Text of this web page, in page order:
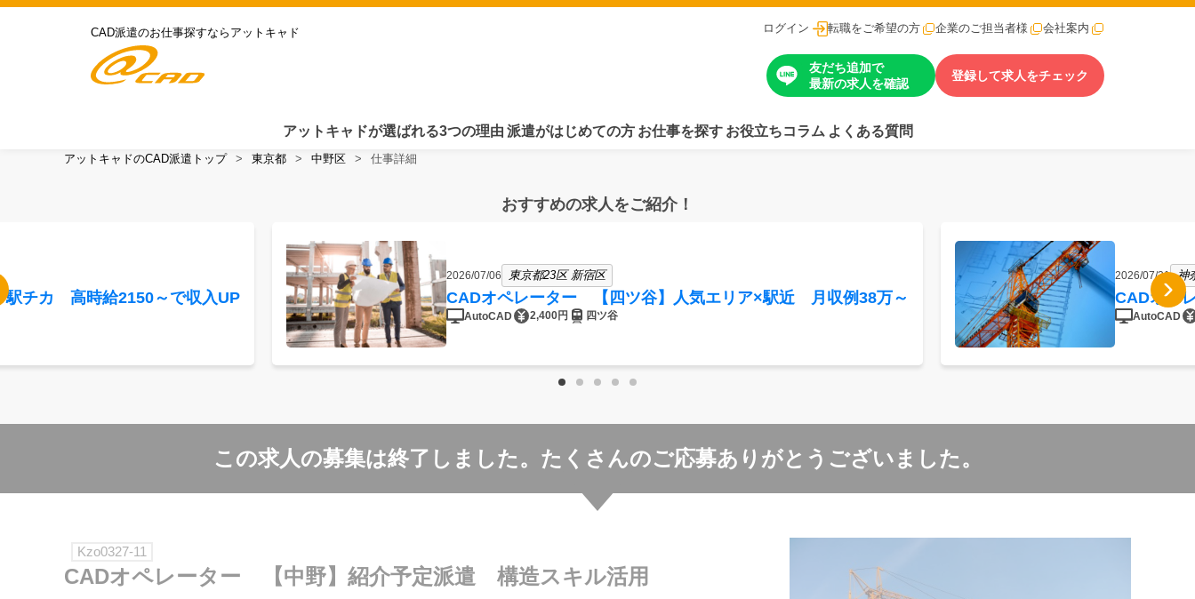
CAD派遣のお仕事探すならアットキャド ログイン 転職をご希望の方 企業のご担当者様 会社案内
友だち追加で
最新の求人を確認
登録して求人をチェック
アットキャドが選ばれる3つの理由 派遣がはじめての方 お仕事を探す お役立ちコラム よくある質問
アットキャドのCAD派遣トップ 東京都 中野区 仕事詳細
おすすめの求人をご紹介！
チカ 高時給2150～で収入UP
2026/07/06 東京都23区 新宿区
CADオペレーター 【四ツ谷】人気エリア×駅近 月収例38万～
AutoCAD 2,400円 四ツ谷
2026/07/31 神
CADオペ
AutoCAD
この求人の募集は終了しました。 たくさんのご応募ありがとうございました。
Kzo0327-11
CADオペレーター 【中野】紹介予定派遣 構造スキル活用